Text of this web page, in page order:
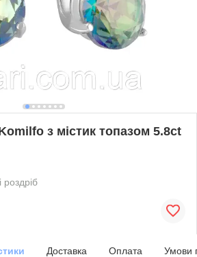
з містик топазом 5.8ct
роздріб
Доставка Оплата Умови